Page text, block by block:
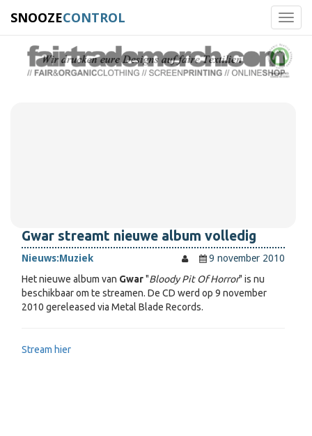
SNOOZECONTROL
Gwar streamt nieuwe album volledig
Nieuws:Muziek
9 november 2010
Het nieuwe album van Gwar"Bloody Pit Of Horror" is nu
beschikbaar om te streamen. De CD werd op 9 november
2010 gereleased via Metal Blade Records.
Stream hier